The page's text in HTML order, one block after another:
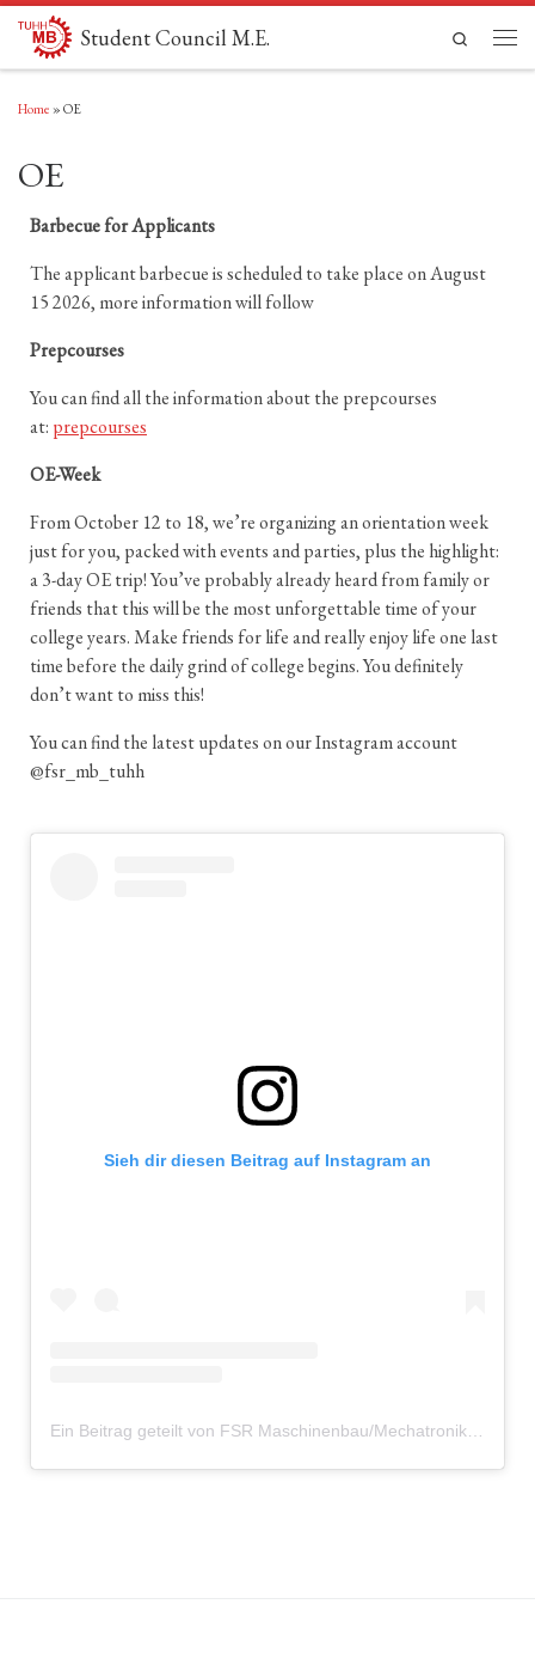
Skip to contentStudent Council M.E.
Search
Home » OE
OE
Barbecue for Applicants
The applicant barbecue is scheduled to take place on August
15 2026, more information will follow
Prepcourses
You can find all the information about the prepcourses
at: prepcourses
OE-Week
From October 12 to 18, we’re organizing an orientation week
just for you, packed with events and parties, plus the highlight:
a 3-day OE trip! You’ve probably already heard from family or
friends that this will be the most unforgettable time of your
college years. Make friends for life and really enjoy life one last
time before the daily grind of college begins. You definitely
don’t want to miss this!
You can find the latest updates on our Instagram account
@fsr_mb_tuhh
Sieh dir diesen Beitrag auf Instagram an